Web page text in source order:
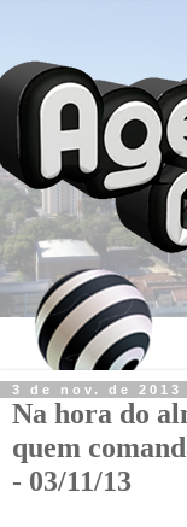
3 de nov. de 2013
Na hora do
quem
- 03/11/13